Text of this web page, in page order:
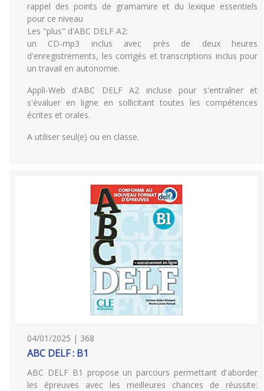
rappel des points de gramamire et du lexique essentiels
pour ce niveau
Les "plus" d'ABC DELF A2:
un CD-mp3 inclus avec près de deux heures
d'enregistrements, les corrigés et transcriptions inclus pour
un travail en autonomie.
Appli-Web d'ABC DELF A2 incluse pour s'entraîner et
s'évaluer en ligne en sollicitant toutes les compétences
écrites et orales.
A utiliser seul(e) ou en classe.
04/01/2025 | 368
ABC DELF : B1
ABC DELF B1 propose un parcours permettant d'aborder
les épreuves avec les meilleures chances de réussite: